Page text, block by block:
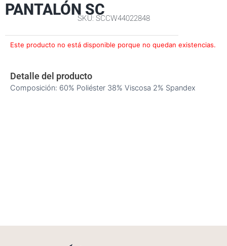
PANTALÓN SCSKU: SCCW44022848
Este producto no está disponible porque no quedan existencias.
Detalle del producto
Composición: 60% Poliéster 38% Viscosa 2% Spandex